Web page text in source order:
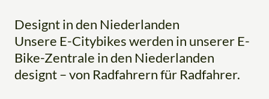
Designt in den Niederlanden
Unsere E-Citybikes werden in unserer E-
Bike-Zentrale in den Niederlanden
designt – von Radfahrern für Radfahrer.